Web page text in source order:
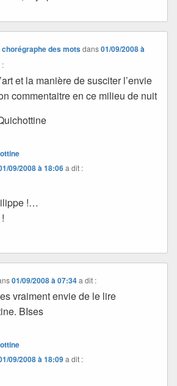
chorégraphe des motsdans01/09/2008 à
:
et la manière de susciter l’envie
commentaitre en ce milieu de nuit
09/2008 à 18:06a dit :
!…
01/09/2008 à 07:34 a dit :
vraiment envie de le lire
BIses
09/2008 à 18:09a dit :